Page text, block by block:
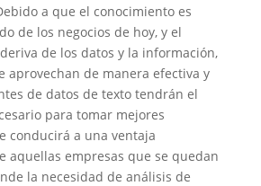
a que el conocimiento es
de los negocios de hoy, y el
de los datos y la información,
aprovechan de manera efectiva y
de datos de texto tendrán el
para tomar mejores
conducirá a una ventaja
aquellas empresas que se quedan
la necesidad de análisis de